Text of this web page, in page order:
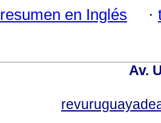
resumen en Inglés ·
Av.